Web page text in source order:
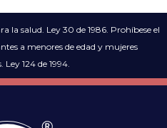
la salud. Ley 30 de 1986. Prohíbese el
a menores de edad y mujeres
124 de 1994.